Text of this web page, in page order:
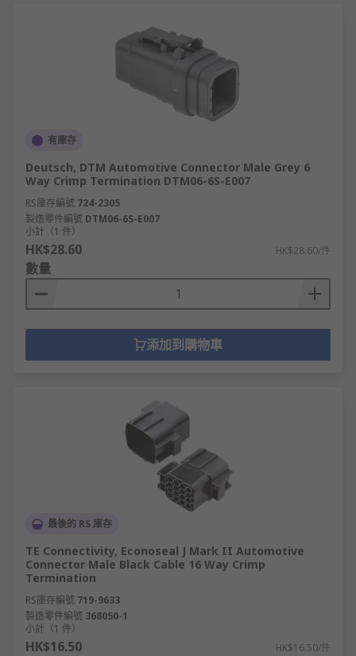
有庫存
Deutsch, DTM Automotive Connector Male Grey 6
Way Crimp Termination DTM06-6S-E007
RS庫存編號 724-2305
製造零件編號 DTM06-6S-E007
小計（1 件）
HK$28.60 HK$28.60/件
數量
添加到購物車
最後的 RS 庫存
TE Connectivity, Econoseal J Mark II Automotive
Connector Male Black Cable 16 Way Crimp
Termination
RS庫存編號 719-9633
製造零件編號 368050-1
小計（1 件）
HK$16.50 HK$16.50/件